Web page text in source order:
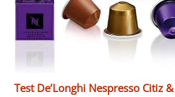
Test De’Longhi Nespresso Citiz